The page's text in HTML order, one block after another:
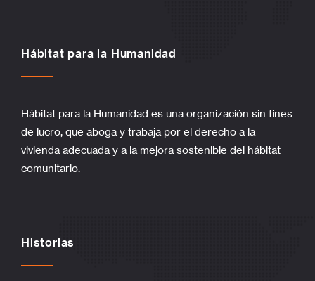
Hábitat para la Humanidad
Hábitat para la Humanidad es una organización sin fines
de lucro, que aboga y trabaja por el derecho a la
vivienda adecuada y a la mejora sostenible del hábitat
comunitario.
Historias